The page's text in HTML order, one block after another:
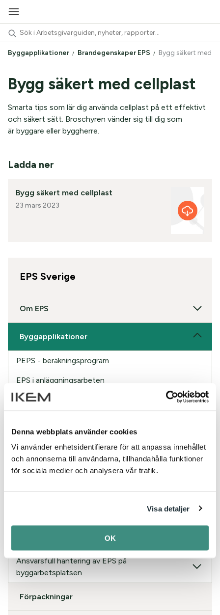
Denna webbplats använder cookies
Vi använder enhetsidentifierare för att anpassa innehållet
och annonserna till användarna, tillhandahålla funktioner
för sociala medier och analysera vår trafik.
Visa detaljer
OK
Byggapplikationer Brandegenskaper EPS Bygg säkert med
Bygg säkert med cellplast
Smarta tips som lär dig använda cellplast på ett effektivt
och säkert sätt. Broschyren vänder sig till dig som
är byggare eller byggherre.
Ladda ner
Bygg säkert med cellplast
23 mars 2023
EPS Sverige
Om EPS
Byggapplikationer
PEPS - beräkningsprogram
EPS i anläggningsarbeten
EPS i grund och mark
EPS i väggar
EPS i tak
Bygg säkert med cellplast
Ansvarsfull hantering av EPS på
byggarbetsplatsen
Förpackningar